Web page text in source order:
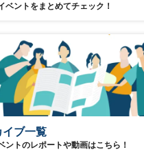
ベントをまとめてチェック！
イブ一覧
ントのレポートや動画はこちら！